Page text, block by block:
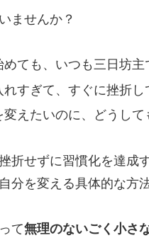
ませんか？
めても、いつも三日坊
すぎて、すぐに挫折し
えたいのに、どうして
折せずに習慣化を達成
分を変える具体的な方
て無理のないごく小さ